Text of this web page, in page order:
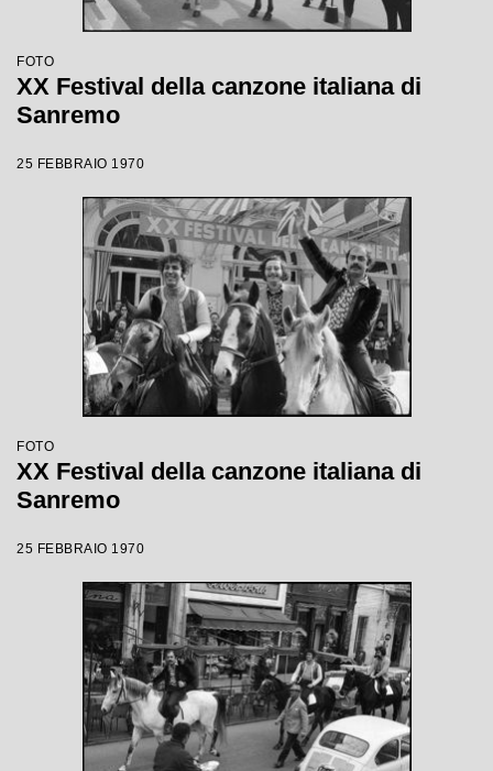
FOTO
XX Festival della canzone italiana di
Sanremo
25 FEBBRAIO 1970
FOTO
XX Festival della canzone italiana di
Sanremo
25 FEBBRAIO 1970